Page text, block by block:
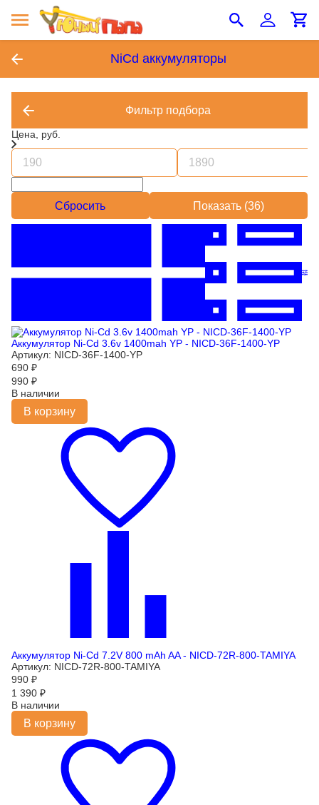
NiCd аккумуляторы
Фильтр подбора
Цена, руб.
Сбросить Показать (36)
Аккумулятор Ni-Cd 3.6v 1400mah YP - NICD-36F-1400-YP
Артикул: NICD-36F-1400-YP
690 ₽
990 ₽
В наличии
В корзину
Аккумулятор Ni-Cd 7.2V 800 mAh AA - NICD-72R-800-TAMIYA
Артикул: NICD-72R-800-TAMIYA
990 ₽
1 390 ₽
В наличии
В корзину